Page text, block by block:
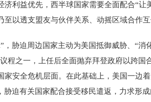
济利益优先，西半球国家需要全面配合“
以透支盟友与伙伴关系、动摇区域合作互
，胁迫周边国家主动为美国抵御威胁、“
程之一，上任后全面抛弃拜登政府以跨
家安全危机层面。在此基础上，美国一边
胁迫有关国家配合接受移民遣返，力求